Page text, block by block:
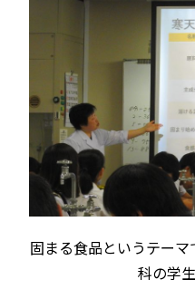
固まる食品というテー
科の学